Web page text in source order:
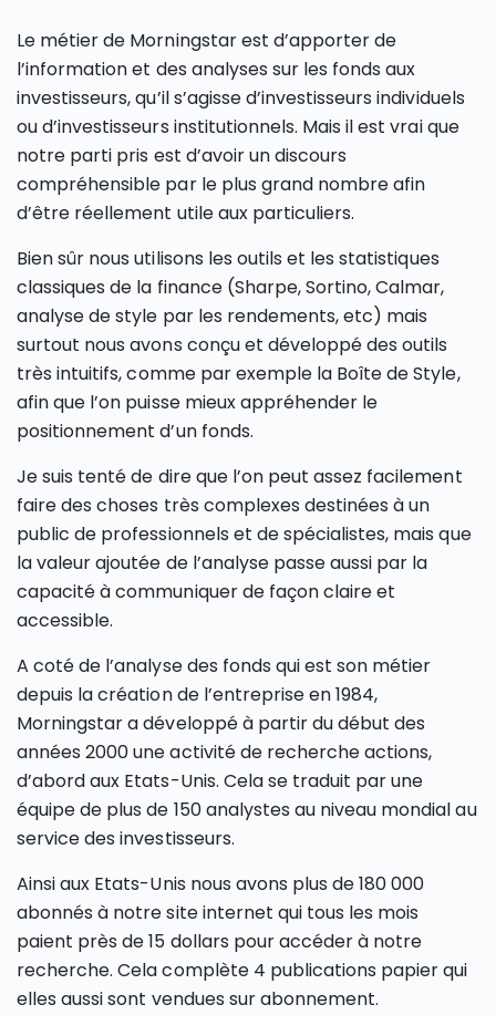
Le métier de Morningstar est d’apporter de
l’information et des analyses sur les fonds aux
investisseurs, qu’il s’agisse d’investisseurs individuels
ou d’investisseurs institutionnels. Mais il est vrai que
notre parti pris est d’avoir un discours
compréhensible par le plus grand nombre afin
d’être réellement utile aux particuliers.
Bien sûr nous utilisons les outils et les statistiques
classiques de la finance (Sharpe, Sortino, Calmar,
analyse de style par les rendements, etc) mais
surtout nous avons conçu et développé des outils
très intuitifs, comme par exemple la Boîte de Style,
afin que l’on puisse mieux appréhender le
positionnement d’un fonds.
Je suis tenté de dire que l’on peut assez facilement
faire des choses très complexes destinées à un
public de professionnels et de spécialistes, mais que
la valeur ajoutée de l’analyse passe aussi par la
capacité à communiquer de façon claire et
accessible.
A coté de l’analyse des fonds qui est son métier
depuis la création de l’entreprise en 1984,
Morningstar a développé à partir du début des
années 2000 une activité de recherche actions,
d’abord aux Etats-Unis. Cela se traduit par une
équipe de plus de 150 analystes au niveau mondial au
service des investisseurs.
Ainsi aux Etats-Unis nous avons plus de 180 000
abonnés à notre site internet qui tous les mois
paient près de 15 dollars pour accéder à notre
recherche. Cela complète 4 publications papier qui
elles aussi sont vendues sur abonnement.